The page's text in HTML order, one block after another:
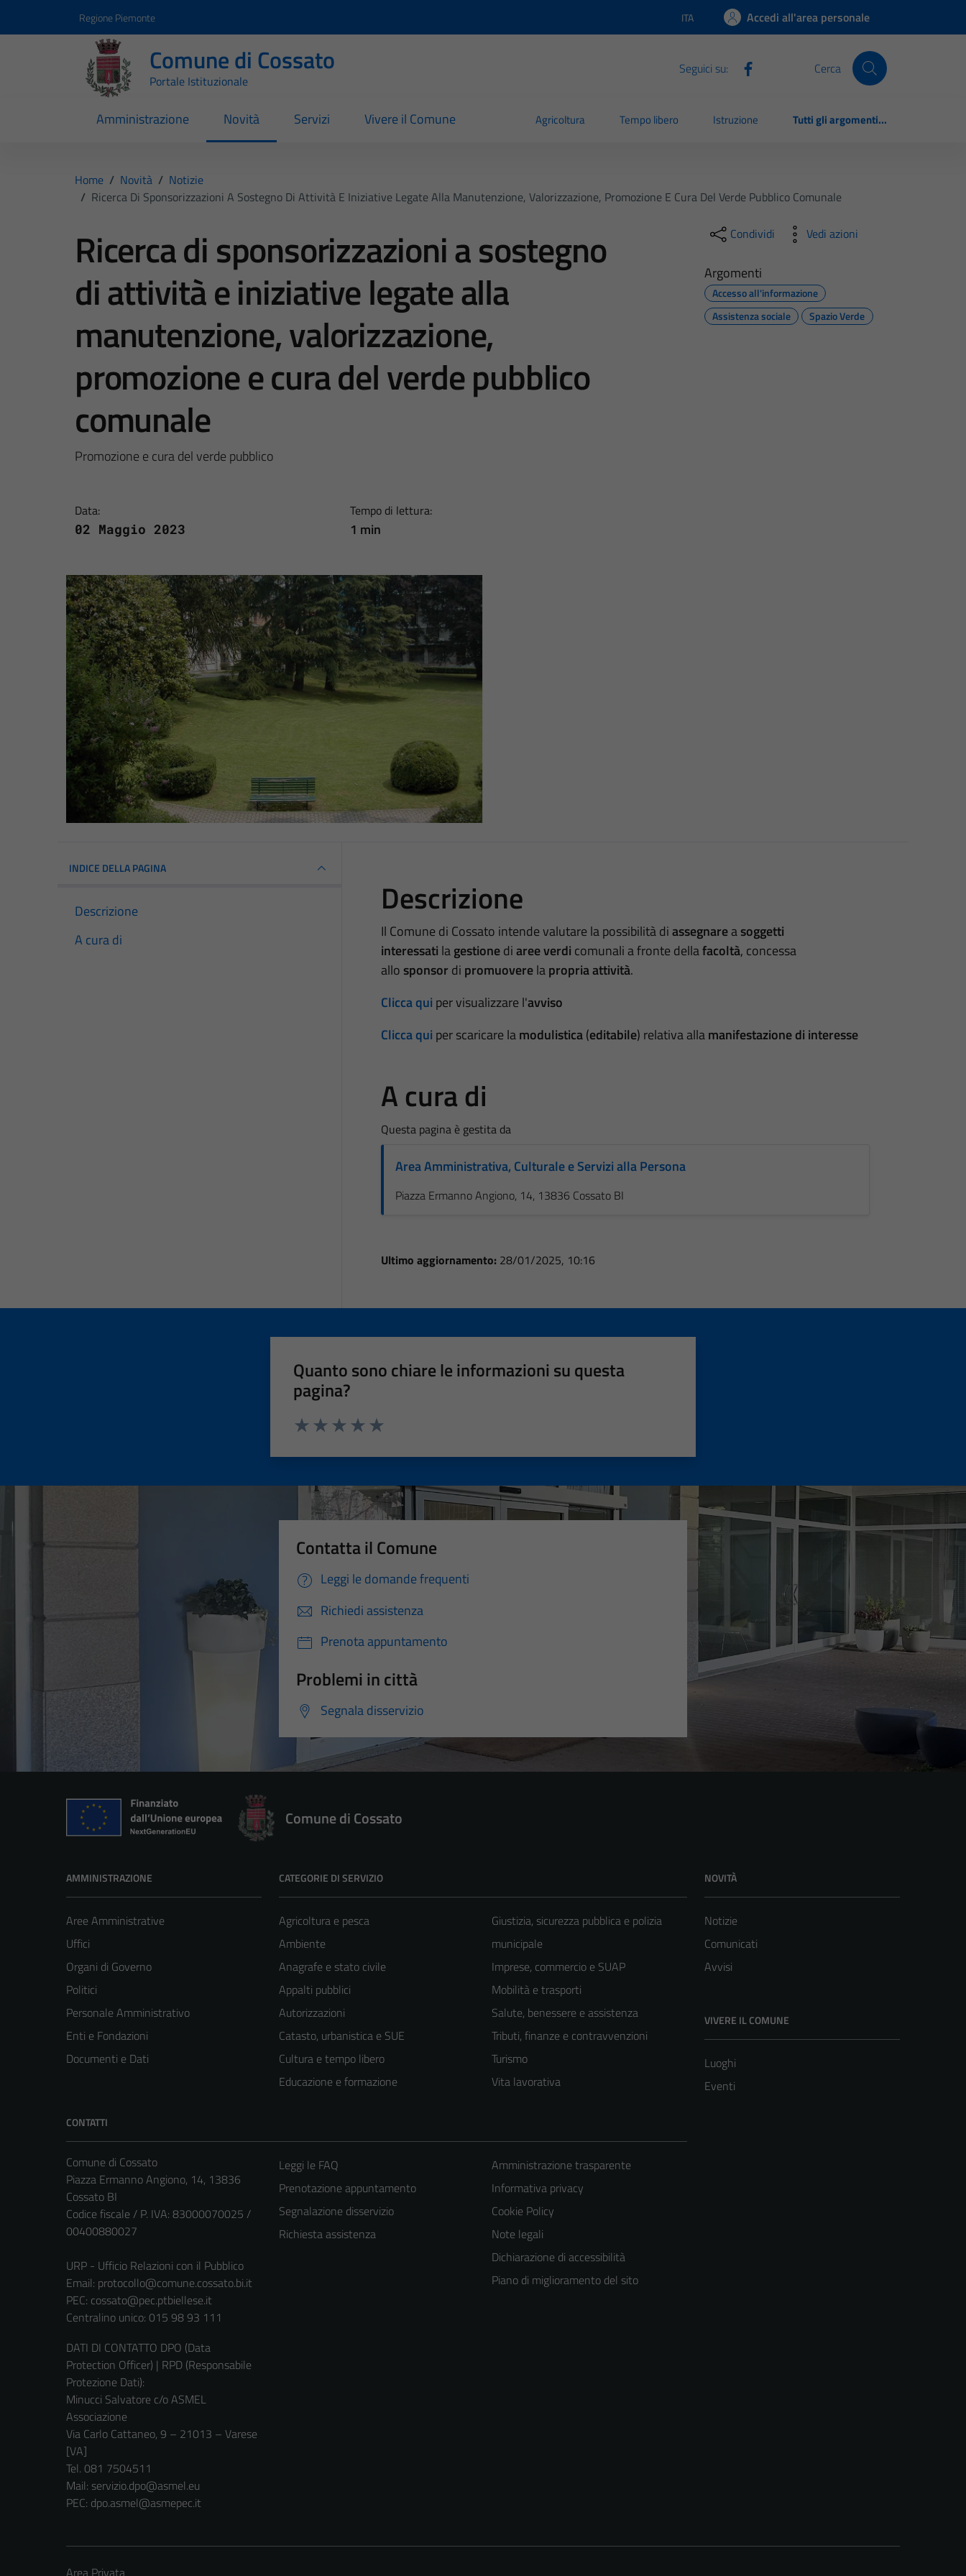
Regione Piemonte Lingua attiva:
ITA Accedi all'area personale
Comune di Cossato
Portale Istituzionale
Seguici su: Cerca
Amministrazione Novità Servizi Vivere il Comune Agricoltura Tempo libero Istruzione Tutti gli argomenti...
Home / Novità / Notizie
/ Ricerca Di Sponsorizzazioni A Sostegno Di Attività E Iniziative Legate Alla Manutenzione, Valorizzazione, Promozione E Cura Del Verde Pubblico Comunale
Ricerca di sponsorizzazioni a sostegno
di attività e iniziative legate alla
manutenzione, valorizzazione,
promozione e cura del verde pubblico
comunale
Promozione e cura del verde pubblico
Data:
02 Maggio 2023
Tempo di lettura:
1 min
Condividi Vedi azioni
Argomenti
Accesso all'informazione
Assistenza sociale
Spazio Verde
INDICE DELLA PAGINA
Descrizione
A cura di
Descrizione
Il Comune di Cossato intende valutare la possibilità diassegnareasoggetti
interessati lagestionediaree verdi comunali a fronte dellafacoltà, concessa
allo sponsor di promuoverelapropria attività.
Clicca qui per visualizzare l'avviso
Clicca qui per scaricare lamodulistica(editabile) relativa allamanifestazione di interesse
A cura di
Questa pagina è gestita da
Area Amministrativa, Culturale e Servizi alla Persona
Piazza Ermanno Angiono, 14, 13836 Cossato BI
Ultimo aggiornamento: 28/01/2025, 10:16
Quanto sono chiare le informazioni su questa
pagina?
Contatta il Comune
Leggi le domande frequenti
Richiedi assistenza
Prenota appuntamento
Problemi in città
Segnala disservizio
Comune di Cossato
AMMINISTRAZIONE
Aree Amministrative
Uffici
Organi di Governo
Politici
Personale Amministrativo
Enti e Fondazioni
Documenti e Dati
CATEGORIE DI SERVIZIO
Agricoltura e pesca
Ambiente
Anagrafe e stato civile
Appalti pubblici
Autorizzazioni
Catasto, urbanistica e SUE
Cultura e tempo libero
Educazione e formazione
Giustizia, sicurezza pubblica e polizia
municipale
Imprese, commercio e SUAP
Mobilità e trasporti
Salute, benessere e assistenza
Tributi, finanze e contravvenzioni
Turismo
Vita lavorativa
NOVITÀ
Notizie
Comunicati
Avvisi
VIVERE IL COMUNE
Luoghi
Eventi
CONTATTI
Comune di Cossato
Piazza Ermanno Angiono, 14, 13836
Cossato BI
Codice fiscale / P. IVA: 83000070025 /
00400880027
URP - Ufficio Relazioni con il Pubblico
Email: protocollo@comune.cossato.bi.it
PEC: cossato@pec.ptbiellese.it
Centralino unico: 015 98 93 111
DATI DI CONTATTO DPO (Data
Protection Officer) | RPD (Responsabile
Protezione Dati):
Minucci Salvatore c/o ASMEL
Associazione
Via Carlo Cattaneo, 9 – 21013 – Varese
[VA]
Tel. 081 7504511
Mail: servizio.dpo@asmel.eu
PEC: dpo.asmel@asmepec.it
Leggi le FAQ
Prenotazione appuntamento
Segnalazione disservizio
Richiesta assistenza
Amministrazione trasparente
Informativa privacy
Cookie Policy
Note legali
Dichiarazione di accessibilità
Piano di miglioramento del sito
Area Privata